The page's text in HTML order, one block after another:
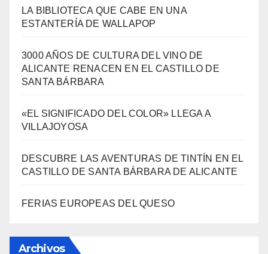
LA BIBLIOTECA QUE CABE EN UNA
ESTANTERÍA DE WALLAPOP
3000 AÑOS DE CULTURA DEL VINO DE
ALICANTE RENACEN EN EL CASTILLO DE
SANTA BÁRBARA
«EL SIGNIFICADO DEL COLOR» LLEGA A
VILLAJOYOSA
DESCUBRE LAS AVENTURAS DE TINTÍN EN EL
CASTILLO DE SANTA BÁRBARA DE ALICANTE
FERIAS EUROPEAS DEL QUESO
Archivos